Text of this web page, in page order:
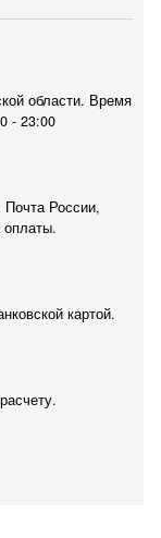
области. Время
- 23:00
России,
картой.